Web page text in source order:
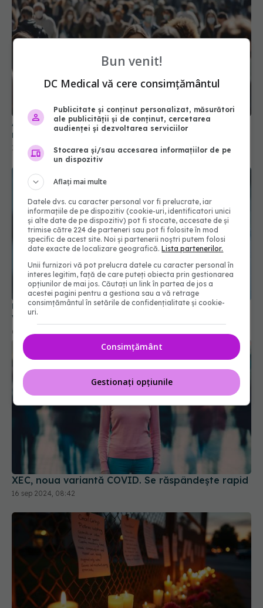
Alertă COVID-19 în România. 4.846 de cazuri noi
raportate într-o singură săptămână
16 sep 2025, 14:17
UE a autorizat vaccinul actualizat pentru COVID.
Vizează tulpina JN.1
09 oct 2024, 18:07
XEC, noua variantă COVID. Se răspândește rapid
16 sep 2024, 08:42
Bun venit!
DC Medical vă cere consimțământul
Publicitate și conținut personalizat, măsurători
ale publicității și de conținut, cercetarea
audienței și dezvoltarea serviciilor
Stocarea și/sau accesarea informațiilor de pe
un dispozitiv
Aflați mai multe
Datele dvs. cu caracter personal vor fi prelucrate, iar
informațiile de pe dispozitiv (cookie-uri, identificatori unici
și alte date de pe dispozitiv) pot fi stocate, accesate de și
trimise către 224 de parteneri sau pot fi folosite în mod
specific de acest site. Noi și partenerii noștri putem folosi
date exacte de localizare geografică.Lista partenerilor.
Unii furnizori vă pot prelucra datele cu caracter personal în
interes legitim, față de care puteți obiecta prin gestionarea
opțiunilor de mai jos. Căutați un link în partea de jos a
acestei pagini pentru a gestiona sau a vă retrage
consimțământul în setările de confidențialitate și cookie-
uri.
Consimțământ
Gestionați opțiunile